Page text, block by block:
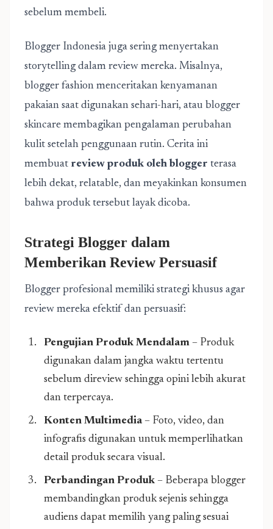
sebelum membeli.
Blogger Indonesia juga sering menyertakan
storytelling dalam review mereka. Misalnya,
blogger fashion menceritakan kenyamanan
pakaian saat digunakan sehari-hari, atau blogger
skincare membagikan pengalaman perubahan
kulit setelah penggunaan rutin. Cerita ini
membuat review produk oleh blogger terasa
lebih dekat, relatable, dan meyakinkan konsumen
bahwa produk tersebut layak dicoba.
Strategi Blogger dalam
Memberikan Review Persuasif
Blogger profesional memiliki strategi khusus agar
review mereka efektif dan persuasif:
Pengujian Produk Mendalam – Produk
digunakan dalam jangka waktu tertentu
sebelum direview sehingga opini lebih akurat
dan terpercaya.
Konten Multimedia– Foto, video, dan
infografis digunakan untuk memperlihatkan
detail produk secara visual.
Perbandingan Produk – Beberapa blogger
membandingkan produk sejenis sehingga
audiens dapat memilih yang paling sesuai